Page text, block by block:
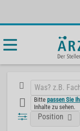
Bittepassen Sie
Inhalte zu sehen.
Position